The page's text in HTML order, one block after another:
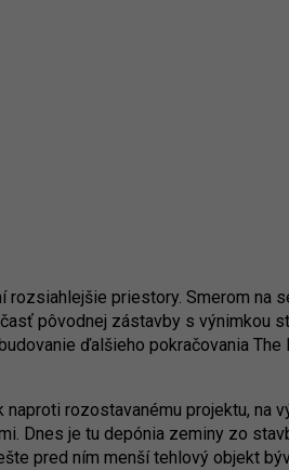
rozsiahlejšie priestory. Smerom na
pôvodnej zástavby s výnimkou
ďalšieho pokračovania
rozostavanému projektu, na
Dnes je tu depónia zeminy zo
pred ním menší tehlový objekt